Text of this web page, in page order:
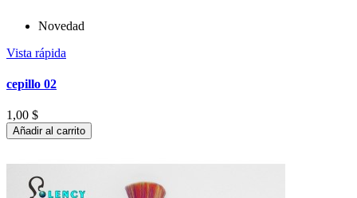
Novedad
Vista rápida
cepillo 02
1,00 $
Añadir al carrito